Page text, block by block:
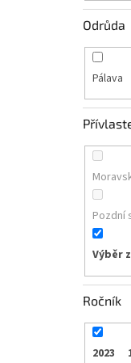
Odrůda
Pálava
Pozdní
Výběr
Ročník
2023